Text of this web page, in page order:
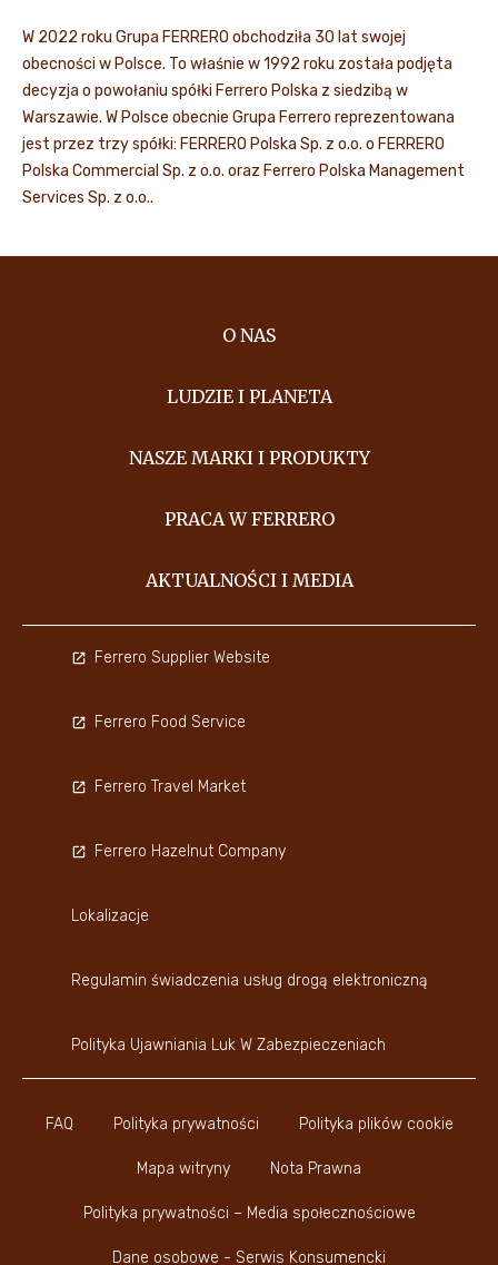
W 2022 roku Grupa FERRERO obchodziła 30 lat swojej
obecności w Polsce. To właśnie w 1992 roku została podjęta
decyzja o powołaniu spółki Ferrero Polska z siedzibą w
Warszawie. W Polsce obecnie Grupa Ferrero reprezentowana
jest przez trzy spółki: FERRERO Polska Sp. z o.o. o FERRERO
Polska Commercial Sp. z o.o. oraz Ferrero Polska Management
Services Sp. z o.o..
O NAS
LUDZIE I PLANETA
NASZE MARKI I PRODUKTY
PRACA W FERRERO
AKTUALNOŚCI I MEDIA
FAQ Polityka prywatności Polityka plików cookie
Mapa witryny Nota Prawna
Polityka prywatności – Media społecznościowe
Dane osobowe - Serwis Konsumencki
Ferrero Supplier Website
Ferrero Food Service
Ferrero Travel Market
Ferrero Hazelnut Company
Lokalizacje
Regulamin świadczenia usług drogą elektroniczną
Polityka Ujawniania Luk W Zabezpieczeniach